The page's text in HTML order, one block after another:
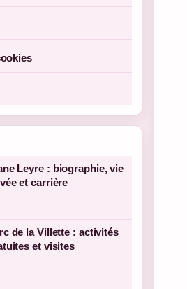
Leyre : biographie, vie
et carrière
de la Villette : activités
et visites